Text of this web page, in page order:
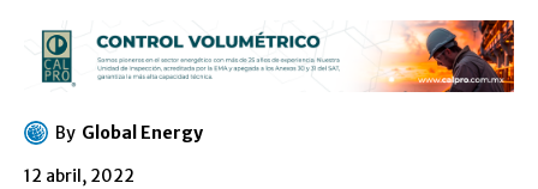
By Global Energy
12 abril, 2022